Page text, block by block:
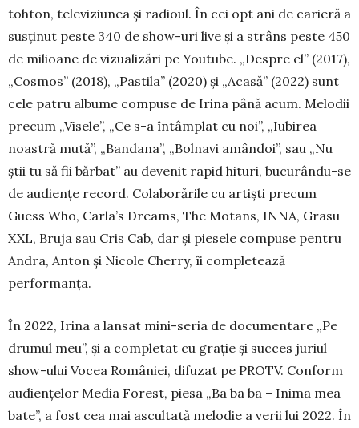
toh­ton, televiziunea și radioul. În cei opt ani de carieră a
susținut peste 340 de show-uri live și a strâns peste 450
de mi­lioane de vizualizări pe You­tube. „Despre el” (2017),
„Cosmos” (2018), „Pas­tila” (2020) și „Aca­să” (2022) sunt
ce­le pa­tru albume com­puse de Irina până a­cum. Melo­dii
precum „Visele”, „Ce s-a întâmplat cu noi”, „Iubirea
noastră mută”, „Ban­da­na”, „Bol­­navi amân­doi”, sau „Nu
ştii tu să fii băr­bat” au de­venit rapid hituri, bucurându-se
de au­diențe record. Colaborările cu artişti pre­cum
Guess Who, Carla’s Dreams, The Mo­tans, INNA, Grasu
XXL, Bruja sau Cris Cab, dar şi piesele compuse pentru
Andra, Anton și Nicole Cherry, îi completează
performanța.
În 2022, Irina a lansat mini-seria de docu­mentare „Pe
drumul meu”, și a completat cu grație și succes juriul
show-ului Vocea Ro­mâniei, difuzat pe PROTV. Conform
audi­ențelor Media Forest, piesa „Ba ba ba – Ini­ma mea
bate”, a fost cea mai ascultată me­lo­die a verii lui 2022. În